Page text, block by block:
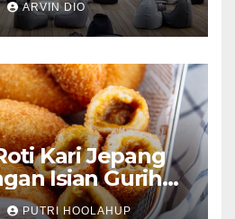
ARVIN DIO
Kari Jepang
Isian Gurih
PUTRI HOOLAHUP